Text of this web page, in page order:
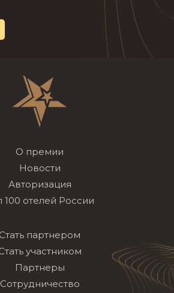
О премии
Новости
Авторизация
100 отелей России
Стать партнером
участником
Партнеры
Сотрудничество